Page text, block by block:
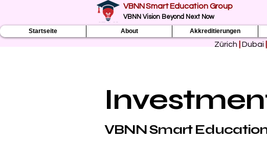
VBNN Smart Education Group
VBNN Vision Beyond Next Now
Startseite About Akkreditierungen
Zürich Dubai
VBNN Smart